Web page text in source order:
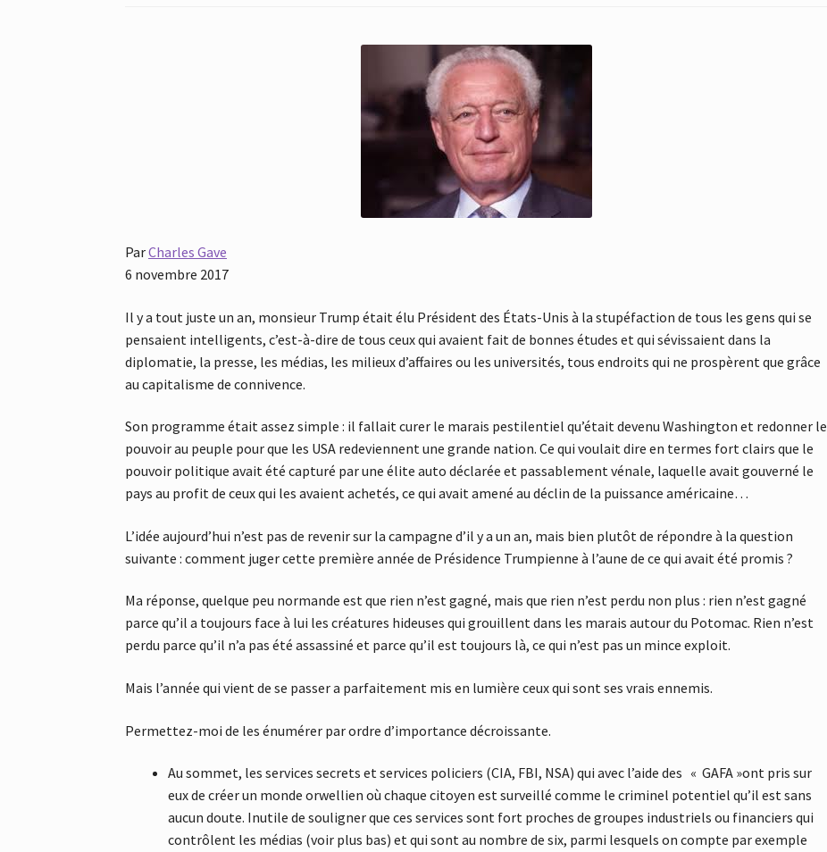
ParCharles Gave
6 novembre 2017
Il y a tout juste un an, monsieur Trump était élu Président des États-Unis à la stupéfaction de tous les gens qui se
pensaient intelligents, c’est-à-dire de tous ceux qui avaient fait de bonnes études et qui sévissaient dans la
diplomatie, la presse, les médias, les milieux d’affaires ou les universités, tous endroits qui ne prospèrent que grâce
au capitalisme de connivence.
Son programme était assez simple : il fallait curer le marais pestilentiel qu’était devenu Washington et redonner le
pouvoir au peuple pour que les USA redeviennent une grande nation. Ce qui voulait dire en termes fort clairs que le
pouvoir politique avait été capturé par une élite auto déclarée et passablement vénale, laquelle avait gouverné le
pays au profit de ceux qui les avaient achetés, ce qui avait amené au déclin de la puissance américaine…
L’idée aujourd’hui n’est pas de revenir sur la campagne d’il y a un an, mais bien plutôt de répondre à la question
suivante : comment juger cette première année de Présidence Trumpienne à l’aune de ce qui avait été promis ?
Ma réponse, quelque peu normande est que rien n’est gagné, mais que rien n’est perdu non plus : rien n’est gagné
parce qu’il a toujours face à lui les créatures hideuses qui grouillent dans les marais autour du Potomac. Rien n’est
perdu parce qu’il n’a pas été assassiné et parce qu’il est toujours là, ce qui n’est pas un mince exploit.
Mais l’année qui vient de se passer a parfaitement mis en lumière ceux qui sont ses vrais ennemis.
Permettez-moi de les énumérer par ordre d’importance décroissante.
Au sommet, les services secrets et services policiers (CIA, FBI, NSA) qui avec l’aide des « GAFA »ont pris sur
eux de créer un monde orwellien où chaque citoyen est surveillé comme le criminel potentiel qu’il est sans
aucun doute. Inutile de souligner que ces services sont fort proches de groupes industriels ou financiers qui
contrôlent les médias (voir plus bas) et qui sont au nombre de six, parmi lesquels on compte par exemple